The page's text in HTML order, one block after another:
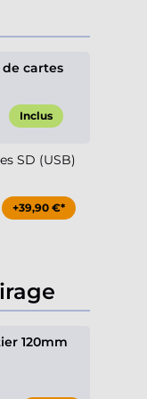
cartes
Inclus
SD (USB)
+39,90 €*
120mm